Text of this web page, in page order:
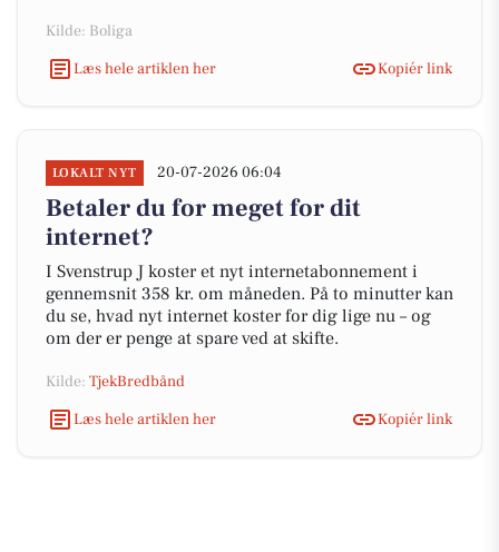
Kilde: Boliga
Læs hele artiklen her
Kopiér link
LOKALT NYT 20-07-2026 06:04
Betaler du for meget for dit
internet?
I Svenstrup J koster et nyt internetabonnement i
gennemsnit 358 kr. om måneden. På to minutter kan
du se, hvad nyt internet koster for dig lige nu – og
om der er penge at spare ved at skifte.
Kilde: TjekBredbånd
Læs hele artiklen her
Kopiér link